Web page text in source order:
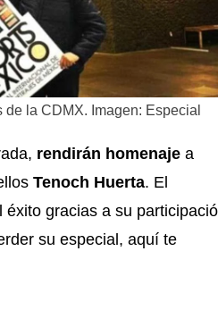
la CDMX. Imagen: Especial
rendirán homenaje a
Tenoch Huerta. El
gracias a su
su especial, aquí te